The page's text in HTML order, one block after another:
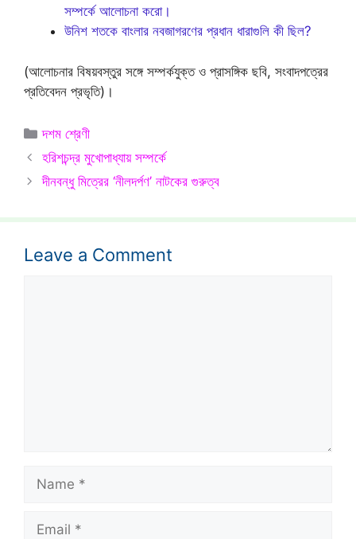
সম্পর্কে আলোচনা করো।
উনিশ শতকে বাংলার নবজাগরণের প্রধান ধারাগুলি কী ছিল?
(আলোচনার বিষয়বস্তুর সঙ্গে সম্পর্কযুক্ত ও প্রাসঙ্গিক ছবি, সংবাদপত্রের
প্রতিবেদন প্রভৃতি)।
Categories
দশম শ্রেণী
হরিশচন্দ্র মুখোপাধ্যায় সম্পর্কে
দীনবন্ধু মিত্রের ‘নীলদর্পণ’ নাটকের গুরুত্ব
Leave a Comment
Name
Email